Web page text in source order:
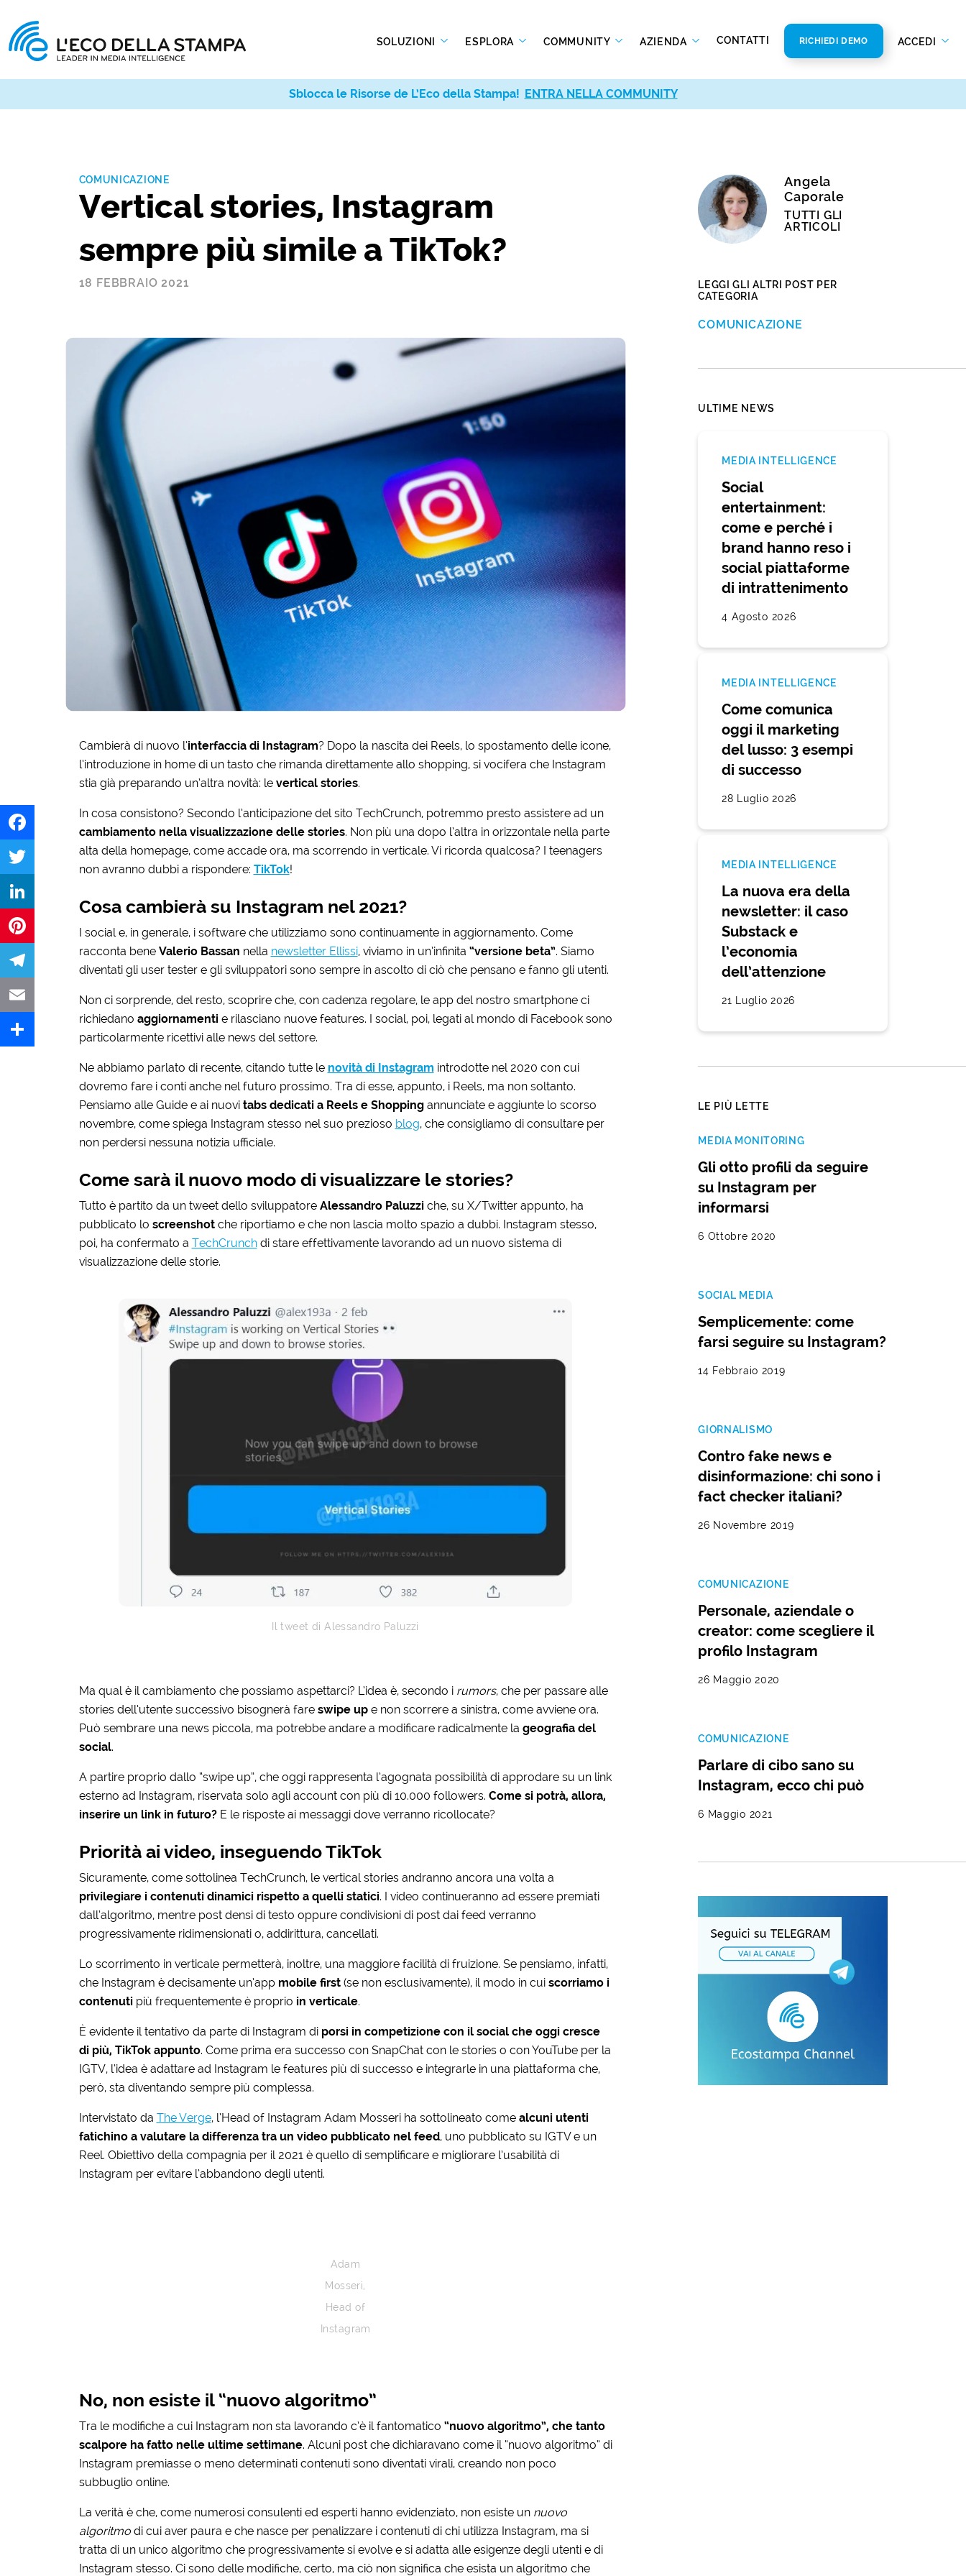
SOLUZIONI ESPLORA COMMUNITY AZIENDA CONTATTI RICHIEDI DEMO ACCEDI
Facebook
Twitter
LinkedIn
Pinterest
Telegram
Email
COMUNICAZIONE
Vertical stories, Instagram
sempre più simile a TikTok?
18 FEBBRAIO 2021
Cambierà di nuovo l’interfaccia di Instagram? Dopo la nascita dei Reels, lo spostamento delle icone,
l’introduzione in home di un tasto che rimanda direttamente allo shopping, si vocifera che Instagram
stia già preparando un’altra novità: levertical stories.
In cosa consistono? Secondo l’anticipazione del sito TechCrunch, potremmo presto assistere ad un
cambiamento nella visualizzazione delle stories. Non più una dopo l’altra in orizzontale nella parte
alta della homepage, come accade ora, ma scorrendo in verticale. Vi ricorda qualcosa? I teenagers
non avranno dubbi a rispondere: TikTok!
Cosa cambierà su Instagram nel 2021?
I social e, in generale, i software che utilizziamo sono continuamente in aggiornamento. Come
racconta bene Valerio Bassan nella newsletter Ellissi, viviamo in un’infinita “versione beta”. Siamo
diventati gli user tester e gli sviluppatori sono sempre in ascolto di ciò che pensano e fanno gli utenti.
Non ci sorprende, del resto, scoprire che, con cadenza regolare, le app del nostro smartphone ci
richiedano aggiornamenti e rilasciano nuove features. I social, poi, legati al mondo di Facebook sono
particolarmente ricettivi alle news del settore.
Ne abbiamo parlato di recente, citando tutte le novità di Instagram introdotte nel 2020 con cui
dovremo fare i conti anche nel futuro prossimo. Tra di esse, appunto, i Reels, ma non soltanto.
Pensiamo alle Guide e ai nuovi tabs dedicati a Reels e Shoppingannunciate e aggiunte lo scorso
novembre, come spiega Instagram stesso nel suo prezioso blog, che consigliamo di consultare per
non perdersi nessuna notizia ufficiale.
Come sarà il nuovo modo di visualizzare le stories?
Tutto è partito da un tweet dello sviluppatore Alessandro Paluzzi che, su X/Twitter appunto, ha
pubblicato lo screenshot che riportiamo e che non lascia molto spazio a dubbi. Instagram stesso,
poi, ha confermato a TechCrunchdi stare effettivamente lavorando ad un nuovo sistema di
visualizzazione delle storie.
Il tweet di Alessandro Paluzzi
Ma qual è il cambiamento che possiamo aspettarci? L’idea è, secondo i rumors, che per passare alle
stories dell’utente successivo bisognerà fare swipe up e non scorrere a sinistra, come avviene ora.
Può sembrare una news piccola, ma potrebbe andare a modificare radicalmente la geografia del
social.
A partire proprio dallo “swipe up”, che oggi rappresenta l’agognata possibilità di approdare su un link
esterno ad Instagram, riservata solo agli account con più di 10.000 followers. Come si potrà, allora,
inserire un link in futuro?E le risposte ai messaggi dove verranno ricollocate?
Priorità ai video, inseguendo TikTok
Sicuramente, come sottolinea TechCrunch, le vertical stories andranno ancora una volta a
privilegiare i contenuti dinamici rispetto a quelli statici. I video continueranno ad essere premiati
dall’algoritmo, mentre post densi di testo oppure condivisioni di post dai feed verranno
progressivamente ridimensionati o, addirittura, cancellati.
Lo scorrimento in verticale permetterà, inoltre, una maggiore facilità di fruizione. Se pensiamo, infatti,
che Instagram è decisamente un’app mobile first(se non esclusivamente), il modo in cui scorriamo i
contenuti più frequentemente è proprio in verticale.
È evidente il tentativo da parte di Instagram di porsi in competizione con il social che oggi cresce
di più, TikTok appunto. Come prima era successo con SnapChat con le stories o con YouTube per la
IGTV, l’idea è adattare ad Instagram le features più di successo e integrarle in una piattaforma che,
però, sta diventando sempre più complessa.
Intervistato da The Verge, l’Head of Instagram Adam Mosseri ha sottolineato comealcuni utenti
fatichino a valutare la differenza tra un video pubblicato nel feed, uno pubblicato su IGTV e un
Reel. Obiettivo della compagnia per il 2021 è quello di semplificare e migliorare l’usabilità di
Instagram per evitare l’abbandono degli utenti.
Adam
Mosseri,
Head of
Instagram
No, non esiste il “nuovo algoritmo”
Tra le modifiche a cui Instagram non sta lavorando c’è il fantomatico “nuovo algoritmo”, che tanto
scalpore ha fatto nelle ultime settimane. Alcuni post che dichiaravano come il “nuovo algoritmo” di
Instagram premiasse o meno determinati contenuti sono diventati virali, creando non poco
subbuglio online.
La verità è che, come numerosi consulenti ed esperti hanno evidenziato, non esiste un nuovo
algoritmodi cui aver paura e che nasce per penalizzare i contenuti di chi utilizza Instagram, ma si
tratta di un unico algoritmo che progressivamente si evolve e si adatta alle esigenze degli utenti e di
Instagram stesso. Ci sono delle modifiche, certo, ma ciò non significa che esista un algoritmo che
Angela
Caporale
TUTTI GLI
ARTICOLI
LEGGI GLI ALTRI POST PER
CATEGORIA
COMUNICAZIONE
ULTIME NEWS
MEDIA INTELLIGENCE
Social
entertainment:
come e perché i
brand hanno reso i
social piattaforme
di intrattenimento
4 Agosto 2026
MEDIA INTELLIGENCE
Come comunica
oggi il marketing
del lusso: 3 esempi
di successo
28 Luglio 2026
MEDIA INTELLIGENCE
La nuova era della
newsletter: il caso
Substack e
l’economia
dell’attenzione
21 Luglio 2026
LE PIÙ LETTE
MEDIA MONITORING
Gli otto profili da seguire
su Instagram per
informarsi
6 Ottobre 2020
SOCIAL MEDIA
Semplicemente: come
farsi seguire su Instagram?
14 Febbraio 2019
GIORNALISMO
Contro fake news e
disinformazione: chi sono i
fact checker italiani?
26 Novembre 2019
COMUNICAZIONE
Personale, aziendale o
creator: come scegliere il
profilo Instagram
26 Maggio 2020
COMUNICAZIONE
Parlare di cibo sano su
Instagram, ecco chi può
6 Maggio 2021
Sblocca le Risorse de L’Eco della Stampa! ENTRA NELLA COMMUNITY